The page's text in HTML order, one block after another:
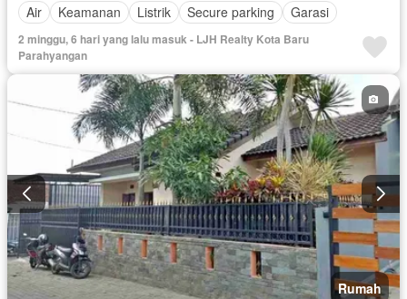
Air
Keamanan Listrik Secure parking Garasi
2 minggu, 6 hari yang lalu masuk - LJH Realty Kota Baru
Parahyangan
Rumah